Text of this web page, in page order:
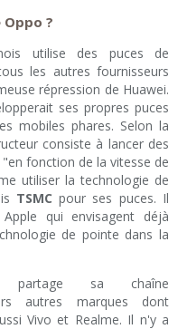
?
utilise des puces de
les autres fournisseurs
répression de Huawei.
ses propres puces
mobiles phares. Selon la
consiste à lancer des
"en fonction de la vitesse de
utiliser la technologie de
TSMC pour ses puces. Il
qui envisagent déjà
de pointe dans la
partage sa chaîne
autres marques dont
Vivo et Realme. Il n'y a